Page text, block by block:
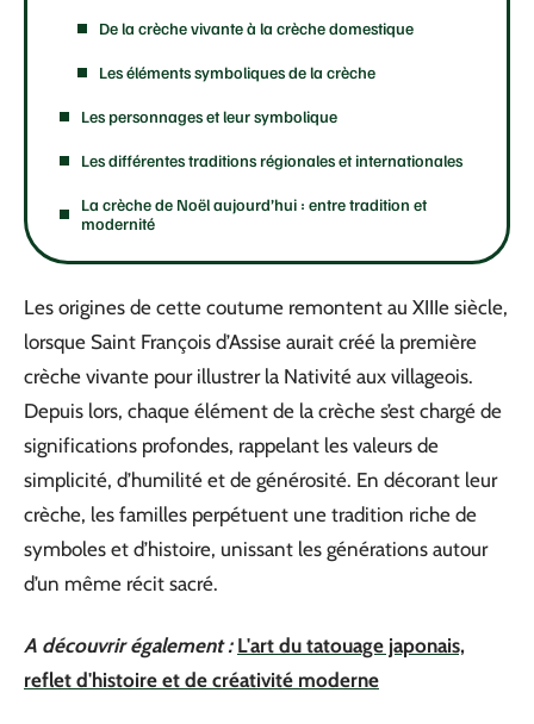
De la crèche vivante à la crèche domestique
Les éléments symboliques de la crèche
Les personnages et leur symbolique
Les différentes traditions régionales et internationales
La crèche de Noël aujourd’hui : entre tradition et
modernité
Les origines de cette coutume remontent au XIIIe siècle,
lorsque Saint François d’Assise aurait créé la première
crèche vivante pour illustrer la Nativité aux villageois.
Depuis lors, chaque élément de la crèche s’est chargé de
significations profondes, rappelant les valeurs de
simplicité, d’humilité et de générosité. En décorant leur
crèche, les familles perpétuent une tradition riche de
symboles et d’histoire, unissant les générations autour
d’un même récit sacré.
A découvrir également : L'art du tatouage japonais,
reflet d'histoire et de créativité moderne